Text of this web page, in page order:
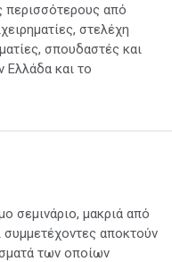
περισσότερους από
στελέχη
σπουδαστές και
Ελλάδα και το
σεμινάριο, μακριά από
αποκτούν
των οποίων